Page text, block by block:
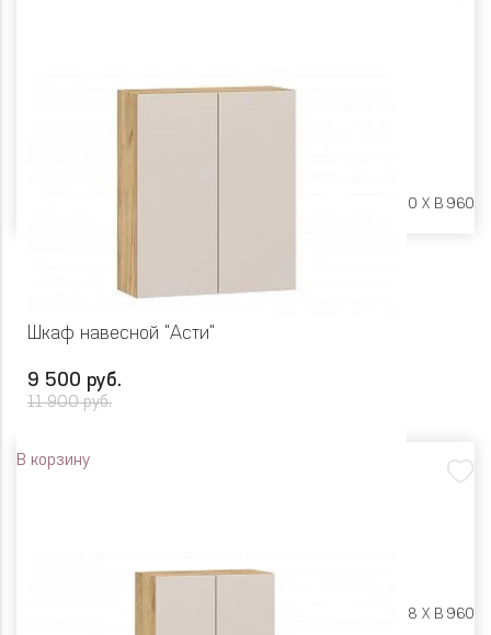
Ш 600 X Г 600 X В 960
Шкаф навесной "Асти"
9 500 руб.
11 900 руб.
В корзину
Ш 800 X Г 318 X В 960